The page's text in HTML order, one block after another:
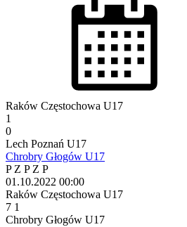
Raków Częstochowa U17
1
0
Lech Poznań U17
Chrobry Głogów U17
PZ PZ P
01.10.2022 00:00
Raków Częstochowa U17
7 1
Chrobry Głogów U17